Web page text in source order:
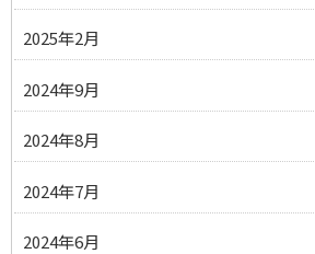
2025年2月
2024年9月
2024年8月
2024年7月
2024年6月